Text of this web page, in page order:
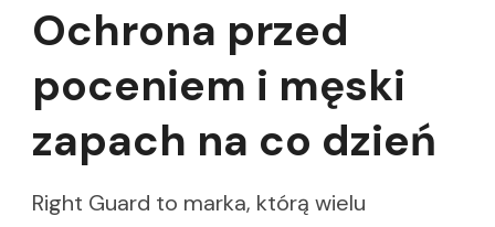
Ochrona przed
poceniem i męski
zapach na co dzień
Right Guard to marka, którą wielu